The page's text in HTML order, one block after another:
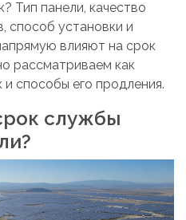
Тип панели, качество
способ установки и
влияют на срок
рассматриваем как
способы его продления.
службы